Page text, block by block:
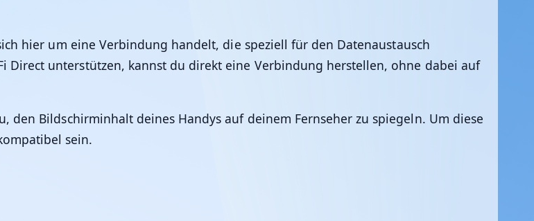
hier um eine Verbindung handelt, die speziell für den Datenaustausch
Direct unterstützen, kannst du direkt eine Verbindung herstellen, ohne dabei auf
den Bildschirminhalt deines Handys auf deinem Fernseher zu spiegeln. Um diese
sein.